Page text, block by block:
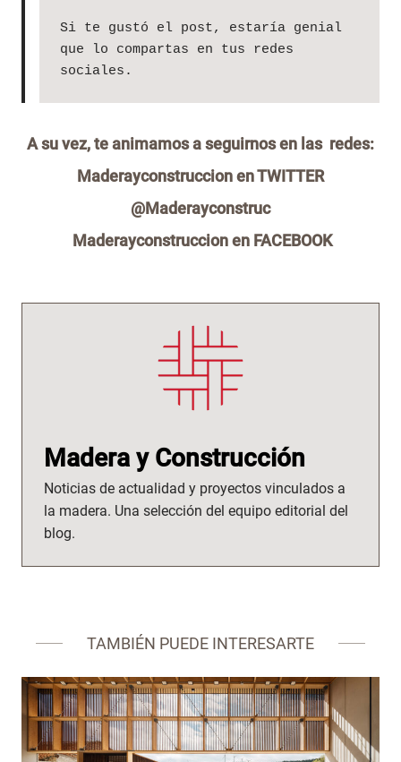
Si te gustó el post, estaría genial
que lo compartas en tus redes
sociales.
A su vez, te animamos a seguirnos en las redes:
Maderayconstruccion en TWITTER
@Maderayconstruc
Maderayconstruccion en FACEBOOK
Madera y Construcción
Noticias de actualidad y proyectos vinculados a
la madera. Una selección del equipo editorial del
blog.
TAMBIÉN PUEDE INTERESARTE